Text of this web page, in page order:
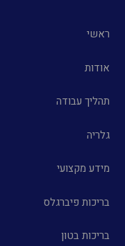
ראשי
אודות
תהליך עבודה
גלריה
מידע מקצועי
בריכות פיברגלס
בריכות בטון